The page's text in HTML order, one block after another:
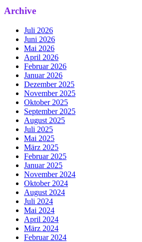
Archive
Juli 2026
Juni 2026
Mai 2026
April 2026
Februar 2026
Januar 2026
Dezember 2025
November 2025
Oktober 2025
September 2025
August 2025
Juli 2025
Mai 2025
März 2025
Februar 2025
Januar 2025
November 2024
Oktober 2024
August 2024
Juli 2024
Mai 2024
April 2024
März 2024
Februar 2024